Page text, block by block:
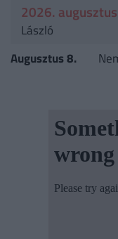
2026.
László
Augusztus 8.